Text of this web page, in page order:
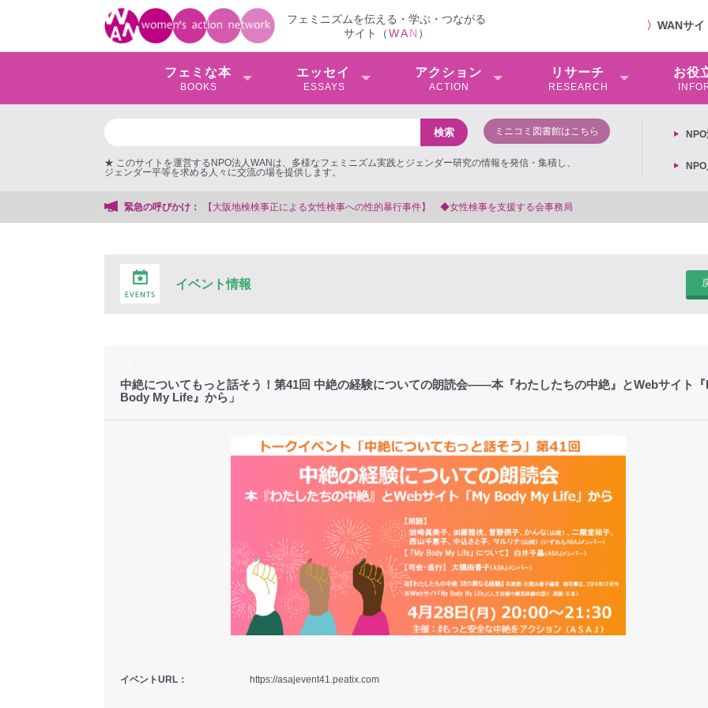
フェミニズムを伝える・学ぶ・つながる
サイト（WAN ）
〉 WANサ
フェミな本
BOOKS
エッセイ
ESSAYS
アクション
ACTION
リサーチ
RESEARCH
お役
ミニコミ図書館はこちら
★ このサイトを運営するNPO法人WANは、多様なフェミニズム実践とジェンダー研究の情報を発信・集積し、
ジェンダー平等を求める人々に交流の場を提供します。
緊急の呼びかけ：
検検事正による女性検事への性的暴行事件】 ◆女性検事を支援する会事務局
イベント情報
中絶についてもっと話そう！第41回 中絶の経験についての朗読会——本『わたしたちの中絶』とWebサイト
Body My Life』から」
イベントURL： https://asajevent41.peatix.com